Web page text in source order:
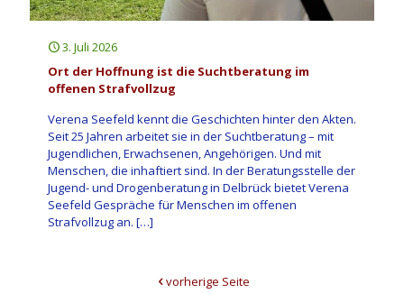
3. Juli 2026
Ort der Hoffnung ist die Suchtberatung im
offenen Strafvollzug
Verena Seefeld kennt die Geschichten hinter den Akten.
Seit 25 Jahren arbeitet sie in der Suchtberatung – mit
Jugendlichen, Erwachsenen, Angehörigen. Und mit
Menschen, die inhaftiert sind. In der Beratungsstelle der
Jugend- und Drogenberatung in Delbrück bietet Verena
Seefeld Gespräche für Menschen im offenen
Strafvollzug an. […]
vorherige Seite